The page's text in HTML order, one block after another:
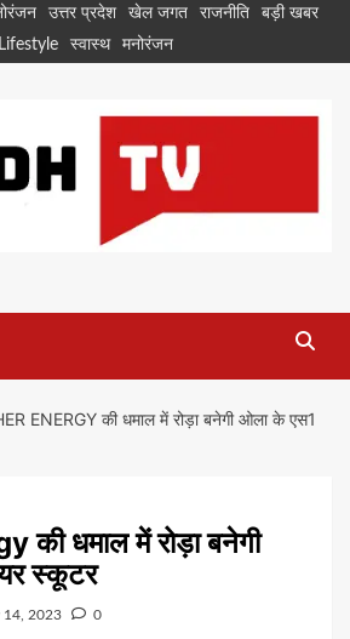
उत्तर प्रदेश खेल जगत राजनीति
बड़ी खबर
Lifestyle
स्वास्थ मनोरंजन
ENERGY की धमाल में रोड़ा बनेगी ओला के एस1
धमाल में रोड़ा बनेगी
स्कूटर
14, 2023 0